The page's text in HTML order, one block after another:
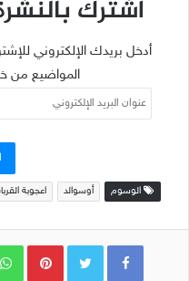
اشترك
أدخل بريدك الإلكتروني
المواضيع من
عنوان
البريد
الوسوم أوسوالد اعجوبة